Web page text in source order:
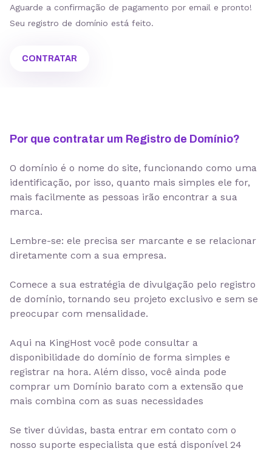
Aguarde a confirmação de pagamento por email e pronto!
Seu registro de domínio está feito.
CONTRATAR
Por que contratar um Registro de Domínio?
O domínio é o nome do site, funcionando como uma
identificação, por isso, quanto mais simples ele for,
mais facilmente as pessoas irão encontrar a sua
marca.
Lembre-se: ele precisa ser marcante e se relacionar
diretamente com a sua empresa.
Comece a sua estratégia de divulgação pelo registro
de domínio, tornando seu projeto exclusivo e sem se
preocupar com mensalidade.
Aqui na KingHost você pode consultar a
disponibilidade do domínio de forma simples e
registrar na hora. Além disso, você ainda pode
comprar um Domínio barato com a extensão que
mais combina com as suas necessidades
Se tiver dúvidas, basta entrar em contato com o
nosso suporte especialista que está disponível 24